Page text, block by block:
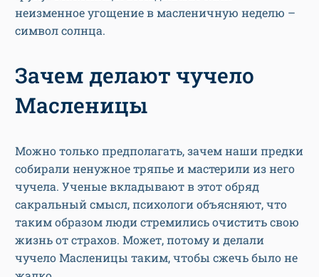
неизменное угощение в масленичную неделю –
символ солнца.
Зачем делают чучело
Масленицы
Можно только предполагать, зачем наши предки
собирали ненужное тряпье и мастерили из него
чучела. Ученые вкладывают в этот обряд
сакральный смысл, психологи объясняют, что
таким образом люди стремились очистить свою
жизнь от страхов. Может, потому и делали
чучело Масленицы таким, чтобы сжечь было не